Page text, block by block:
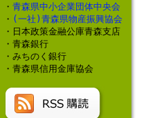
・ 青森県中小企業団体中央会
・ (一社)青森県物産振興協会
・日本政策金融公庫青森支店
・青森銀行
・みちのく銀行
・青森県信用金庫協会